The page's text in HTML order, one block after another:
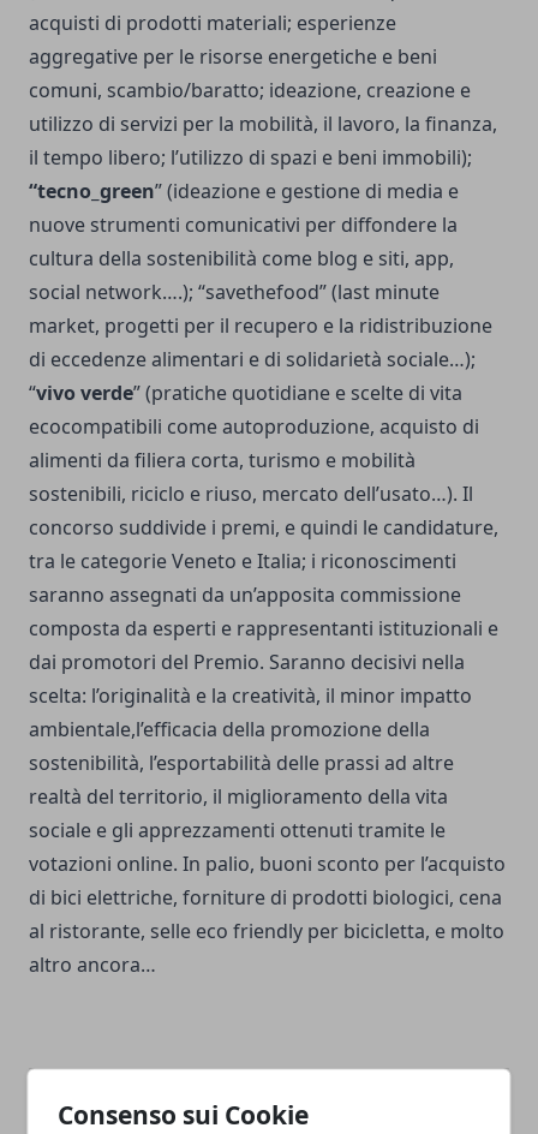
Consenso sui Cookie
acquisti di prodotti materiali; esperienze
aggregative per le risorse energetiche e beni
comuni, scambio/baratto; ideazione, creazione e
utilizzo di servizi per la mobilità, il lavoro, la finanza,
il tempo libero; l’utilizzo di spazi e beni immobili);
“tecno_green” (ideazione e gestione di media e
nuove strumenti comunicativi per diffondere la
cultura della sostenibilità come blog e siti, app,
social network….); “savethefood” (last minute
market, progetti per il recupero e la ridistribuzione
di eccedenze alimentari e di solidarietà sociale…);
“vivo verde” (pratiche quotidiane e scelte di vita
ecocompatibili come autoproduzione, acquisto di
alimenti da filiera corta, turismo e mobilità
sostenibili, riciclo e riuso, mercato dell’usato…). Il
concorso suddivide i premi, e quindi le candidature,
tra le categorie Veneto e Italia; i riconoscimenti
saranno assegnati da un’apposita commissione
composta da esperti e rappresentanti istituzionali e
dai promotori del Premio. Saranno decisivi nella
scelta: l’originalità e la creatività, il minor impatto
ambientale,l’efficacia della promozione della
sostenibilità, l’esportabilità delle prassi ad altre
realtà del territorio, il miglioramento della vita
sociale e gli apprezzamenti ottenuti tramite le
votazioni online. In palio, buoni sconto per l’acquisto
di bici elettriche, forniture di prodotti biologici, cena
al ristorante, selle eco friendly per bicicletta, e molto
altro ancora…
Facebook
TwitterWhatsapp